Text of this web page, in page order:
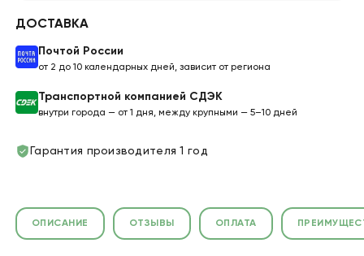
ДОСТАВКА
Почтой России
от 2 до 10 календарных дней, зависит от региона
Транспортной компанией СДЭК
внутри города — от 1 дня, между крупными — 5–10 дней
Гарантия производителя 1 год
ОПИСАНИЕ ОТЗЫВЫ ОПЛАТА